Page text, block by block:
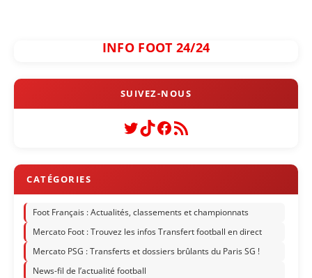
INFO FOOT 24/24
Twitter
TikTok
Facebook
Flux RSS
Foot Français : Actualités, classements et championnats
Mercato Foot : Trouvez les infos Transfert football en direct
Mercato PSG : Transferts et dossiers brûlants du Paris SG !
News-fil de l’actualité football